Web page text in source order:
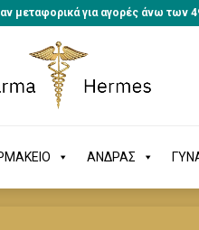
μεταφορικά για αγορές άνω των
ΑΝΔΡΑΣ
ΑΝΔΡΑΣ